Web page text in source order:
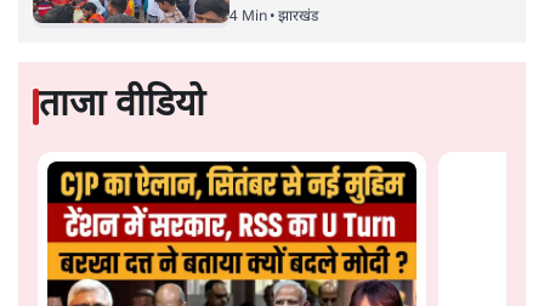
सतीश झा